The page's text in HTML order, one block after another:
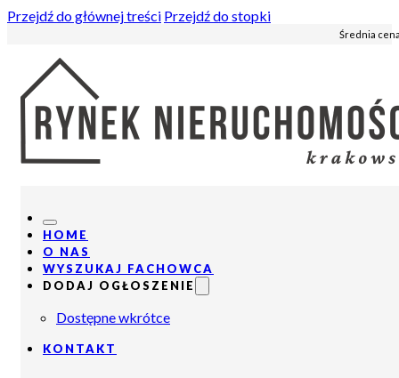
Przejdź do głównej treści Przejdź do stopki
Średnia
HOME
O NAS
WYSZUKAJ FACHOWCA
DODAJ OGŁOSZENIE
Dostępne wkrótce
KONTAKT